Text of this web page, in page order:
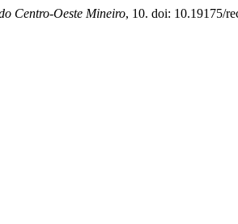
Centro-Oeste Mineiro, 10. doi: 10.19175/